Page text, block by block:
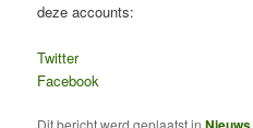
deze accounts:
Twitter
Facebook